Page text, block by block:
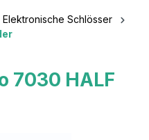
Elektronische Schlösser
7030 HALF